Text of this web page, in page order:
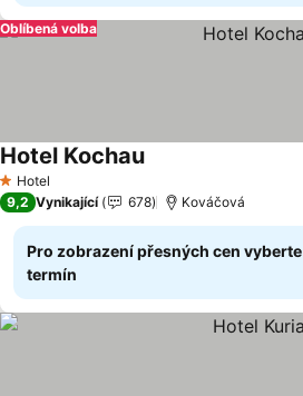
Oblíbená volba
1 Počet hvězdiček
Hotel
Hotel KochauUkázat ceny
9,2 Vynikající 678 Kováčová
Pro zobrazení přesných cen vyberte
termín